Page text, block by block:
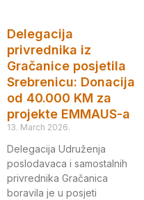
Delegacija
privrednika iz
Gračanice posjetila
Srebrenicu: Donacija
od 40.000 KM za
projekte EMMAUS-a
13. March 2026.
Delegacija Udruženja
poslodavaca i samostalnih
privrednika Gračanica
boravila je u posjeti